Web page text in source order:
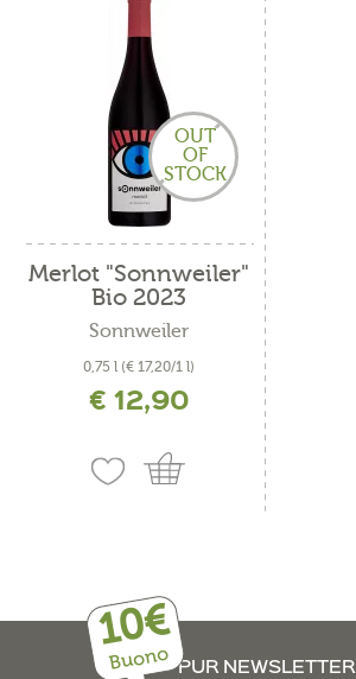
OUT
OF
STOCK
Merlot "Sonnweiler"
Bio 2023
Sonnweiler
0,75 l (€ 17,20/1 l)
incl. IVA più costi di spedizione
€ 12,90
10€
Buono PUR NEWSLETTER